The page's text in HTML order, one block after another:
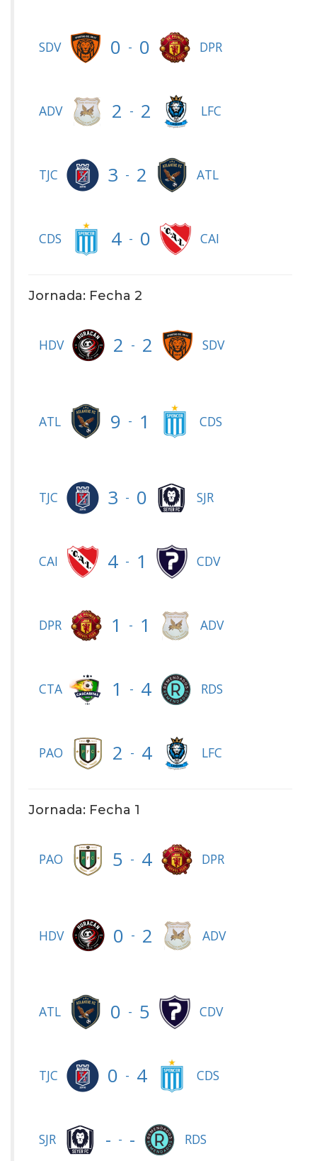
SDV 0 - 0 DPR
ADV 2 - 2 LFC
TJC 3 - 2 ATL
CDS 4 - 0 CAI
Jornada: Fecha 2
HDV 2 - 2 SDV
ATL 9 - 1 CDS
TJC 3 - 0 SJR
CAI 4 - 1 CDV
DPR 1 - 1 ADV
CTA 1 - 4 RDS
PAO 2 - 4 LFC
Jornada: Fecha 1
PAO 5 - 4 DPR
HDV 0 - 2 ADV
ATL 0 - 5 CDV
TJC 0 - 4 CDS
SJR - - - RDS